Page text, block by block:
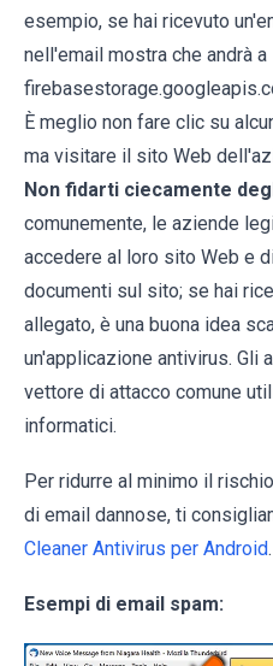
esempio, se hai ricevuto
nell'email mostra che andrà a
È meglio non fare clic su
ma visitare il sito Web
Non fidarti ciecamente
comunemente, le aziende
accedere al loro sito Web e
documenti sul sito; se hai
allegato, è una buona idea
un'applicazione antivirus. Gli
vettore di attacco comune
informatici.
Per ridurre al minimo il
di email dannose, ti
Cleaner Antivirus per Android.
Esempi di email spam: